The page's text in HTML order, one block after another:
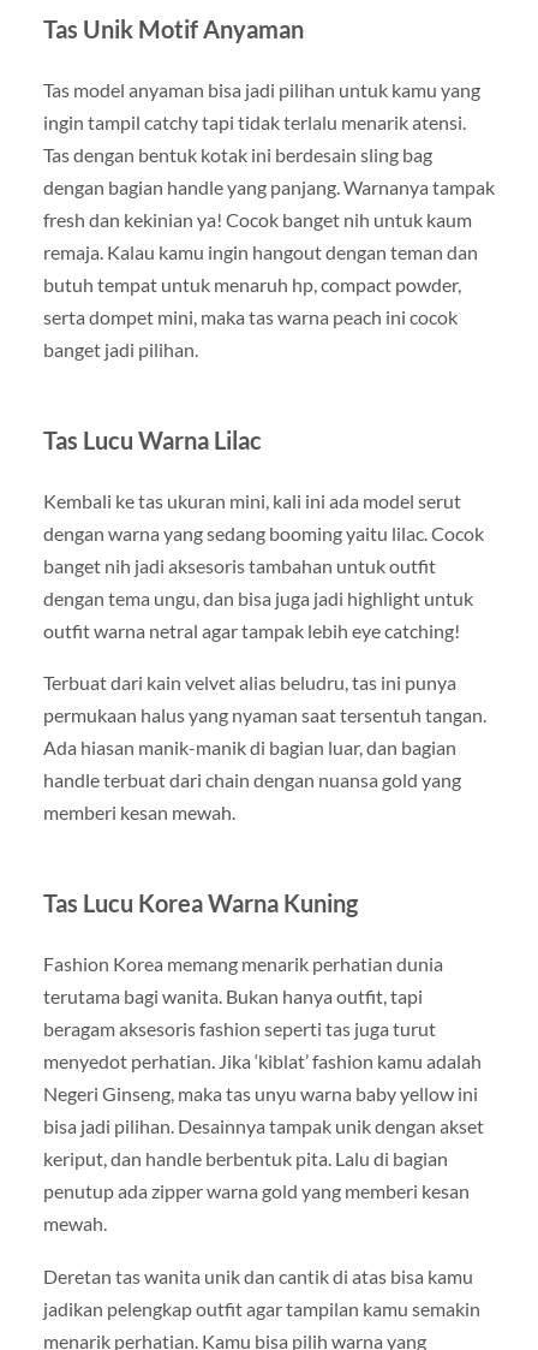
Tas Unik Motif Anyaman
Tas model anyaman bisa jadi pilihan untuk kamu yang
ingin tampil catchy tapi tidak terlalu menarik atensi.
Tas dengan bentuk kotak ini berdesain sling bag
dengan bagian handle yang panjang. Warnanya tampak
fresh dan kekinian ya! Cocok banget nih untuk kaum
remaja. Kalau kamu ingin hangout dengan teman dan
butuh tempat untuk menaruh hp, compact powder,
serta dompet mini, maka tas warna peach ini cocok
banget jadi pilihan.
Tas Lucu Warna Lilac
Kembali ke tas ukuran mini, kali ini ada model serut
dengan warna yang sedang booming yaitu lilac. Cocok
banget nih jadi aksesoris tambahan untuk outfit
dengan tema ungu, dan bisa juga jadi highlight untuk
outfit warna netral agar tampak lebih eye catching!
Terbuat dari kain velvet alias beludru, tas ini punya
permukaan halus yang nyaman saat tersentuh tangan.
Ada hiasan manik-manik di bagian luar, dan bagian
handle terbuat dari chain dengan nuansa gold yang
memberi kesan mewah.
Tas Lucu Korea Warna Kuning
Fashion Korea memang menarik perhatian dunia
terutama bagi wanita. Bukan hanya outfit, tapi
beragam aksesoris fashion seperti tas juga turut
menyedot perhatian. Jika ‘kiblat’ fashion kamu adalah
Negeri Ginseng, maka tas unyu warna baby yellow ini
bisa jadi pilihan. Desainnya tampak unik dengan akset
keriput, dan handle berbentuk pita. Lalu di bagian
penutup ada zipper warna gold yang memberi kesan
mewah.
Deretan tas wanita unik dan cantik di atas bisa kamu
jadikan pelengkap outfit agar tampilan kamu semakin
menarik perhatian. Kamu bisa pilih warna yang